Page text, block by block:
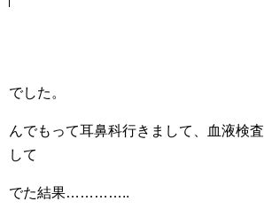
でした。
んでもって耳鼻科行きまして、血液検
して
でた結果…………..